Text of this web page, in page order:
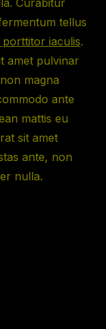
tellus
iaculis.
amet pulvinar
magna
ante
mattis eu
sit amet
ante, non
nulla.